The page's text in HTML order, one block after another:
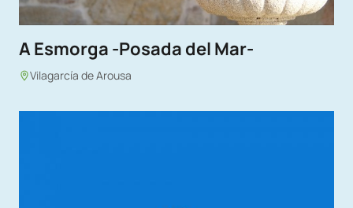
A Esmorga -Posada del Mar-
Vilagarcía de Arousa